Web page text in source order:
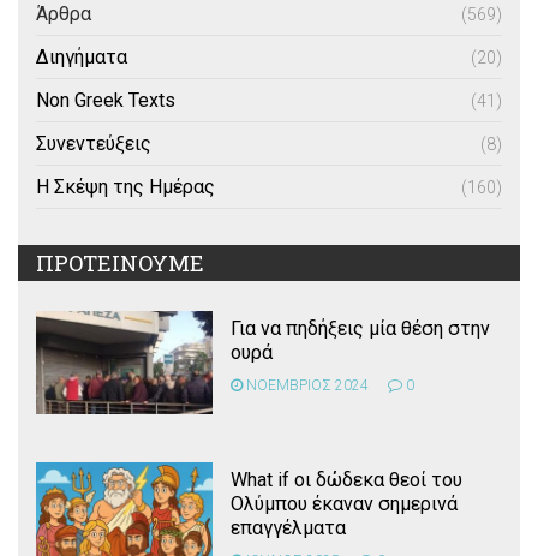
Άρθρα (569)
Διηγήματα (20)
Non Greek Texts (41)
Συνεντεύξεις (8)
Η Σκέψη της Ημέρας (160)
ΠΡΟΤΕΙΝΟΥΜΕ
Για να πηδήξεις μία θέση στην
ουρά
ΝΟΕΜΒΡΙΟΣ 2024 0
What if οι δώδεκα θεοί του
Ολύμπου έκαναν σημερινά
επαγγέλματα